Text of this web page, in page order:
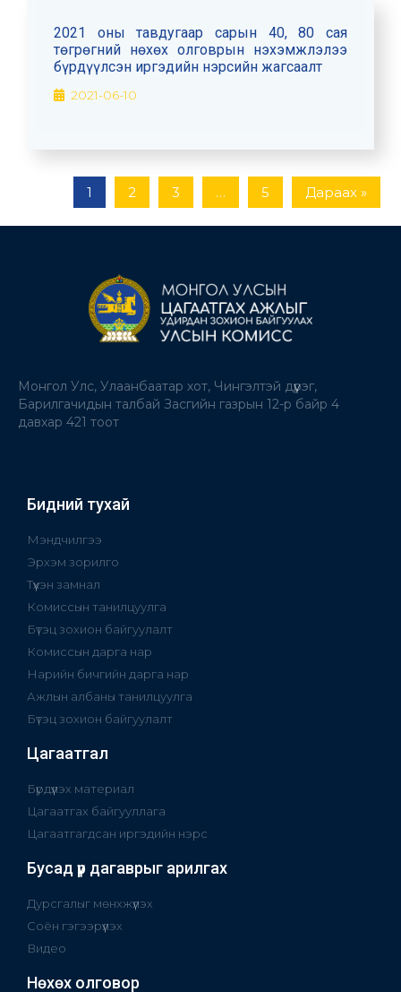
2021 оны тавдугаар сарын 40, 80 сая
төгрөгний нөхөх олговрын нэхэмжлэлээ
бүрдүүлсэн иргэдийн нэрсийн жагсаалт
2021-06-10
1 2 3 … 5 Дараах »
Монгол Улс, Улаанбаатар хот, Чингэлтэй дүүрэг,
Барилгачидын талбай Засгийн газрын 12-р байр 4
давхар 421 тоот
Бидний тухай
Мэндчилгээ
Эрхэм зорилго
Түүхэн замнал
Комиссын танилцуулга
Бүтэц зохион байгуулалт
Комиссын дарга нар
Нарийн бичгийн дарга нар
Ажлын албаны танилцуулга
Бүтэц зохион байгуулалт
Цагаатгал
Бүрдүүлэх материал
Цагаатгах байгууллага
Цагаатгагдсан иргэдийн нэрс
Бусад үр дагаврыг арилгах
Дурсгалыг мөнхжүүлэх
Соён гэгээрүүлэх
Видео
Нөхөх олговор